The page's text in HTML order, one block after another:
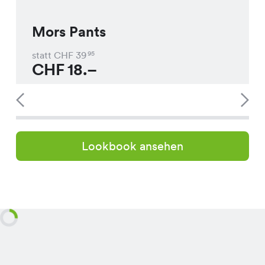
Mors Pants
statt CHF 3995
CHF18.–
Lookbook ansehen